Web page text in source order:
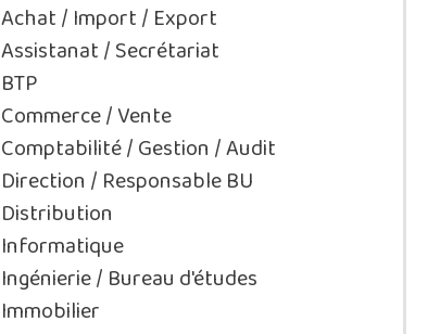
Achat / Import / Export
Assistanat / Secrétariat
BTP
Commerce / Vente
Comptabilité / Gestion / Audit
Direction / Responsable BU
Distribution
Informatique
Ingénierie / Bureau d'études
Immobilier